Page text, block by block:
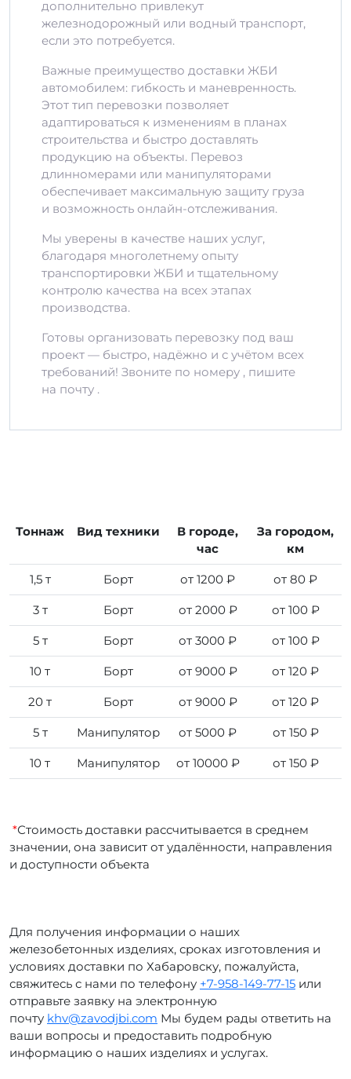
дополнительно привлекут
железнодорожный или водный транспорт,
если это потребуется.
Важные преимущество доставки ЖБИ
автомобилем: гибкость и маневренность.
Этот тип перевозки позволяет
адаптироваться к изменениям в планах
строительства и быстро доставлять
продукцию на объекты. Перевоз
длинномерами или манипуляторами
обеспечивает максимальную защиту груза
и возможность онлайн-отслеживания.
Мы уверены в качестве наших услуг,
благодаря многолетнему опыту
транспортировки ЖБИ и тщательному
контролю качества на всех этапах
производства.
Готовы организовать перевозку под ваш
проект — быстро, надёжно и с учётом всех
требований! Звоните по номеру , пишите
на почту .
Тоннаж Вид техники
В городе,
час
За городом,
км
1,5 т Борт от 1200 ₽ от 80 ₽
3 т Борт от 2000 ₽ от 100 ₽
5 т Борт от 3000 ₽ от 100 ₽
10 т Борт от 9000 ₽ от 120 ₽
20 т Борт от 9000 ₽ от 120 ₽
5 т Манипулятор от 5000 ₽ от 150 ₽
10 т Манипулятор от 10000 ₽ от 150 ₽
*Стоимость доставки рассчитывается в среднем
значении, она зависит от удалённости, направления
и доступности объекта
Для получения информации о наших
железобетонных изделиях, сроках изготовления и
условиях доставки по Хабаровску, пожалуйста,
свяжитесь с нами по телефону +7-958-149-77-15 или
отправьте заявку на электронную
почту khv@zavodjbi.com Мы будем рады ответить на
ваши вопросы и предоставить подробную
информацию о наших изделиях и услугах.